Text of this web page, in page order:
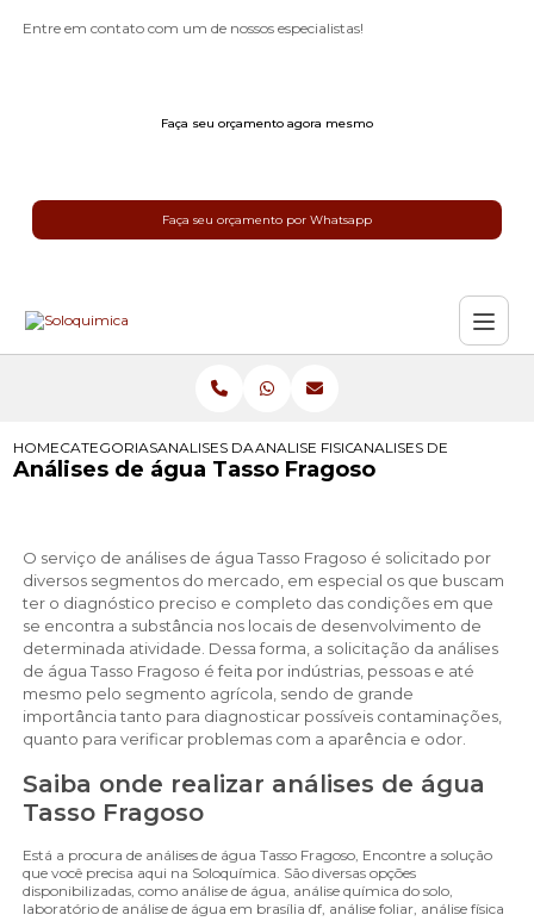
Entre em contato com um de nossos especialistas!
Faça seu orçamento agora mesmo
Faça seu orçamento por Whatsapp
HOMECATEGORIASANALISES DA AGUAANALISE FISICO QUIMICA DA AGUA
ANALISES DE AGUA
Análises de água Tasso Fragoso
O serviço de análises de água Tasso Fragoso é solicitado por
diversos segmentos do mercado, em especial os que buscam
ter o diagnóstico preciso e completo das condições em que
se encontra a substância nos locais de desenvolvimento de
determinada atividade. Dessa forma, a solicitação da análises
de água Tasso Fragoso é feita por indústrias, pessoas e até
mesmo pelo segmento agrícola, sendo de grande
importância tanto para diagnosticar possíveis contaminações,
quanto para verificar problemas com a aparência e odor.
Saiba onde realizar análises de água
Tasso Fragoso
Está a procura de análises de água Tasso Fragoso, Encontre a solução
que você precisa aqui na Soloquímica. São diversas opções
disponibilizadas, como análise de água, análise química do solo,
laboratório de análise de água em brasília df, análise foliar, análise física